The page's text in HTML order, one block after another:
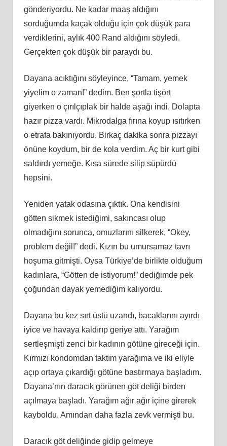
gönderiyordu. Ne kadar maaş aldığını
sorduğumda kaçak olduğu için çok düşük para
verdiklerini, aylık 400 Rand aldığını söyledi.
Gerçekten çok düşük bir paraydı bu.
Dayana acıktığını söyleyince, “Tamam, yemek
yiyelim o zaman!” dedim. Ben şortla tişört
giyerken o çırılçıplak bir halde aşağı indi. Dolapta
hazır pizza vardı. Mikrodalga fırına koyup ısıtırken
o etrafa bakınıyordu. Birkaç dakika sonra pizzayı
önüne koydum, bir de kola verdim. Aç bir kurt gibi
saldırdı yemeğe. Kısa sürede silip süpürdü
hepsini.
Yeniden yatak odasına çıktık. Ona kendisini
götten sikmek istediğimi, sakıncası olup
olmadığını sorunca, omuzlarını silkerek, “Okey,
problem değil!” dedi. Kızın bu umursamaz tavrı
hoşuma gitmişti. Oysa Türkiye’de birlikte olduğum
kadınlara, “Götten de istiyorum!” dediğimde pek
çoğundan dayak yemediğim kalıyordu.
Dayana bu kez sırt üstü uzandı, bacaklarını ayırdı
iyice ve havaya kaldırıp geriye attı. Yarağım
sertleşmişti zenci bir kadının götüne gireceği için.
Kırmızı kondomdan taktım yarağıma ve iki eliyle
açıp ortaya çıkardığı götüne bastırmaya başladım.
Dayana’nın daracık görünen göt deliği birden
açılmaya başladı. Yarağım ağır ağır içine girerek
kayboldu. Amından daha fazla zevk vermişti bu.
Daracık göt deliğinde gidip gelmeye